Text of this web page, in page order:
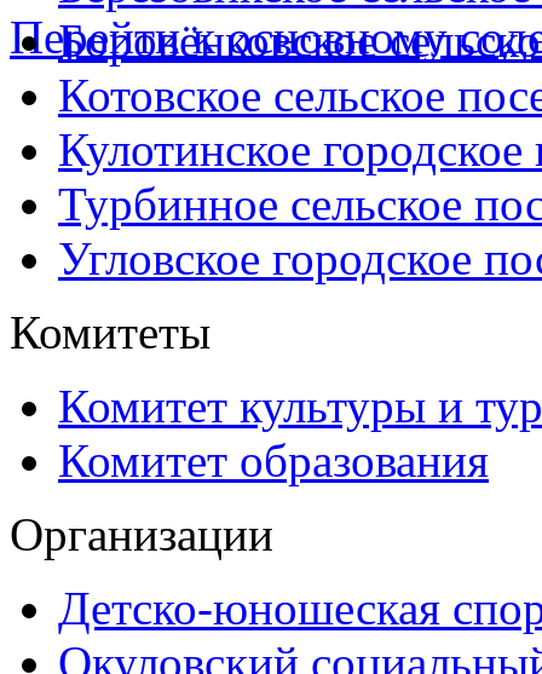
Перейти к основному
Боровёнковское
Котовское сельское
Кулотинское городское
Турбинное сельское
Угловское городское
Комитеты
Комитет культуры и
Комитет образования
Организации
Детско-юношеская
Окуловский